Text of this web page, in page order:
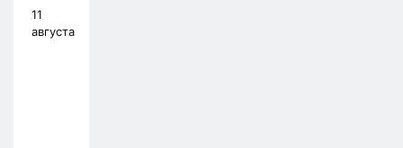
11
августа